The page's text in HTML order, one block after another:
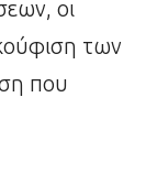
οι
των
που